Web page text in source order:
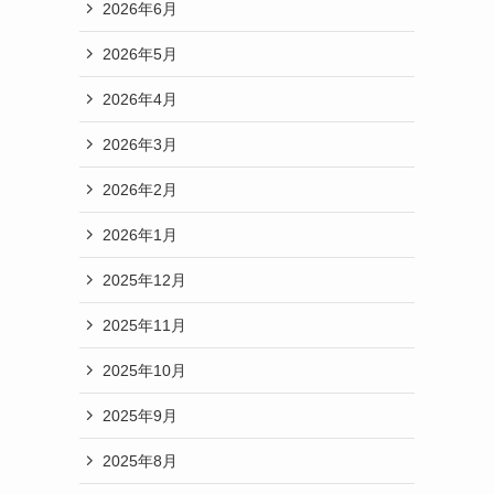
2026年6月
2026年5月
2026年4月
2026年3月
2026年2月
2026年1月
2025年12月
2025年11月
2025年10月
2025年9月
2025年8月